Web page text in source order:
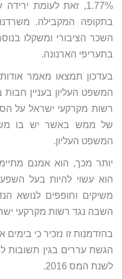
בתקופה המקבילה.
השכר הציבורי ומשקלו
בתעריפי הארנונה.
בעדכון תמצאו מאמר
המשפט העליון בעניין
רשות מקרקעי ישראל על
של ממש באשר יש בו
המשפט העליון.
יותר מכך, הוא אמנם
הוא עשוי להיות בעל
משיקים וחופפים לנושא
השבה נגד רשות מקרקעי
בהזדמנות זו נזכיר כי
הגשת עררים בגין תשובות
לשנת המס 2016.